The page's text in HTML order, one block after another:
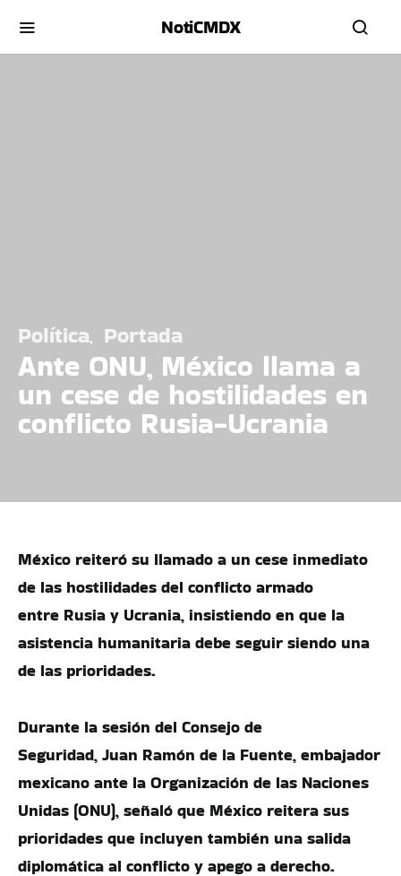
NotiCMDX
Política Portada
Ante ONU, México llama a
un cese de hostilidades en
conflicto Rusia-Ucrania
México reiteró su llamado a un cese inmediato
de las hostilidades del conflicto armado
entre Rusia y Ucrania, insistiendo en que la
asistencia humanitaria debe seguir siendo una
de las prioridades.
Durante la sesión del Consejo de
Seguridad, Juan Ramón de la Fuente, embajador
mexicano ante la Organización de las Naciones
Unidas (ONU), señaló que México reitera sus
prioridades que incluyen también una salida
diplomática al conflicto y apego a derecho.